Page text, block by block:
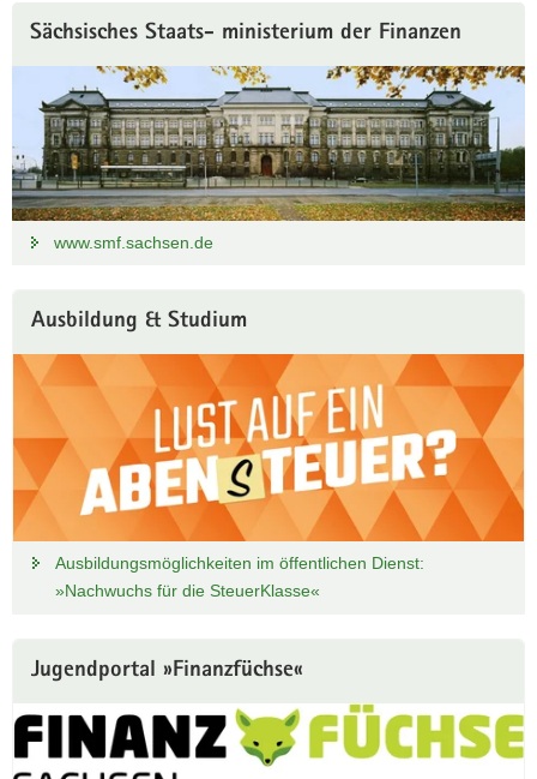
Sächsisches Staats- ministerium der Finanzen
www.smf.sachsen.de
Ausbildung & Studium
Ausbildungsmöglichkeiten im öffentlichen Dienst:
»Nachwuchs für die SteuerKlasse«
Jugendportal »Finanzfüchse«